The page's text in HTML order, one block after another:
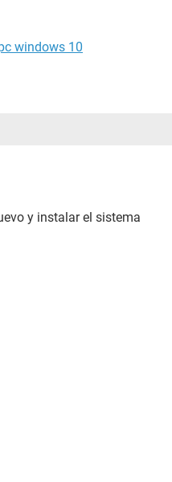
windows 10
y instalar el sistema